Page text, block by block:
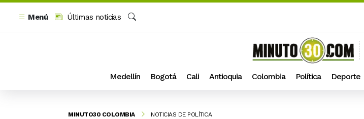
Menú
Últimas noticias
Medellín Bogotá Cali Antioquia Colombia Política Deporte
MINUTO30 COLOMBIA NOTICIAS DE POLÍTICA